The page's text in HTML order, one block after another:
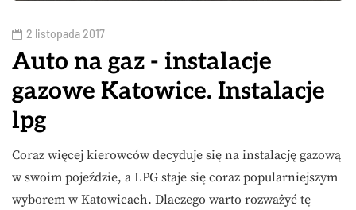
2 listopada 2017
Auto na gaz - instalacje
gazowe Katowice. Instalacje
lpg
Coraz więcej kierowców decyduje się na instalację gazową
w swoim pojeździe, a LPG staje się coraz popularniejszym
wyborem w Katowicach. Dlaczego warto rozważyć tę